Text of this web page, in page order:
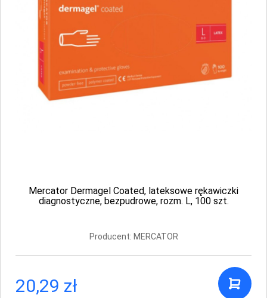
17.99 PLN
Mercator Comfort powder-free rękawice
diagnostyczne i ochronne, lateksowe,
Mercator Dermagel Coated, lateksowe rękawiczki
diagnostyczne, bezpudrowe, rozm. L, 100 szt.
Producent: MERCATOR
20,29 zł